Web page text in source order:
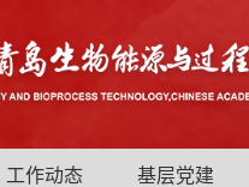
工作动态 基层党建